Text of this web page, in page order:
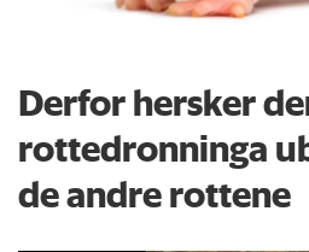
Derfor hersker
rottedronninga
de andre rottene